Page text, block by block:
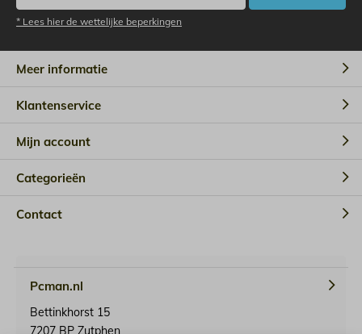
* Lees hier de wettelijke beperkingen
Meer informatie
Klantenservice
Mijn account
Categorieën
Contact
Pcman.nl
Bettinkhorst 15
7207 BP Zutphen